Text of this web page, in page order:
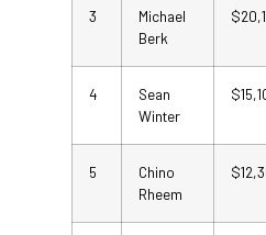
3
Michael
Berk
4
Sean
Winter
5
Chino
Rheem